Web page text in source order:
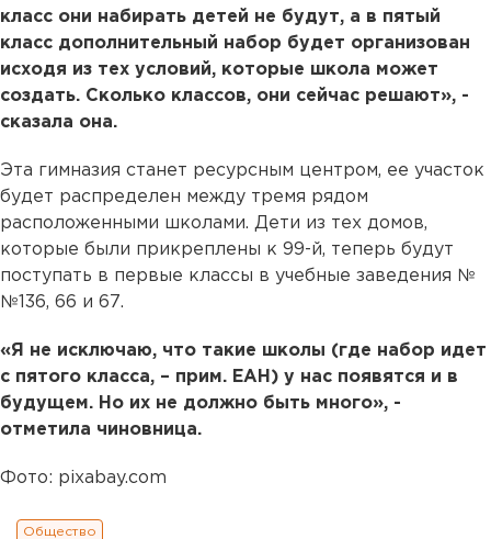
класс они набирать детей не будут, а в пятый
класс дополнительный набор будет организован
исходя из тех условий, которые школа может
создать. Сколько классов, они сейчас решают», -
сказала она.
Эта гимназия станет ресурсным центром, ее участок
будет распределен между тремя рядом
расположенными школами. Дети из тех домов,
которые были прикреплены к 99-й, теперь будут
поступать в первые классы в учебные заведения №
№136, 66 и 67.
«Я не исключаю, что такие школы (где набор идет
с пятого класса, – прим. ЕАН) у нас появятся и в
будущем. Но их не должно быть много», -
отметила чиновница.
Фото: pixabay.com
Общество